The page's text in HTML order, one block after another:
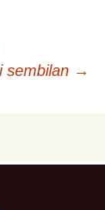
sembilan →